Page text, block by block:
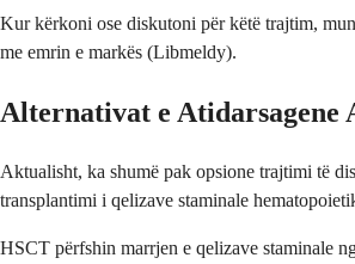
Kur kërkoni ose diskutoni për këtë trajtim,
me emrin e markës (Libmeldy).
Alternativat e Atidarsagene
Aktualisht, ka shumë pak opsione trajtimi të
transplantimi i qelizave staminale
HSCT përfshin marrjen e qelizave staminale